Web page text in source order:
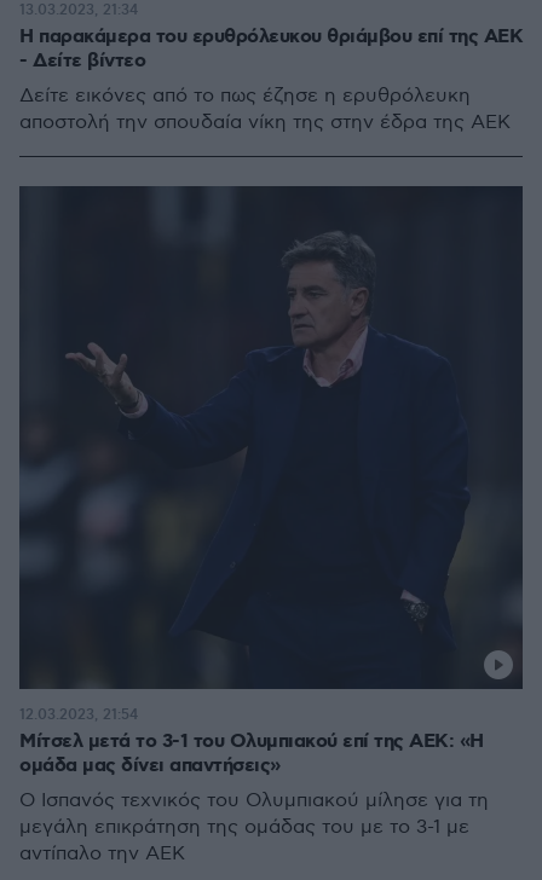
Η παρακάμερα του ερυθρόλευκου θριάμβου επί της ΑΕΚ
- Δείτε βίντεο
Δείτε εικόνες από το πως έζησε η ερυθρόλευκη
αποστολή την σπουδαία νίκη της στην έδρα της ΑΕΚ
13.03.2023, 21:34
Μίτσελ μετά το 3-1 του Ολυμπιακού επί της ΑΕΚ: «Η
ομάδα μας δίνει απαντήσεις»
Ο Ισπανός τεχνικός του Ολυμπιακού μίλησε για τη
μεγάλη επικράτηση της ομάδας του με το 3-1 με
αντίπαλο την ΑΕΚ
12.03.2023, 21:54